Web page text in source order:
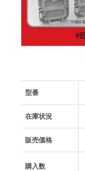
型番
在庫状況
販売価格
購入数